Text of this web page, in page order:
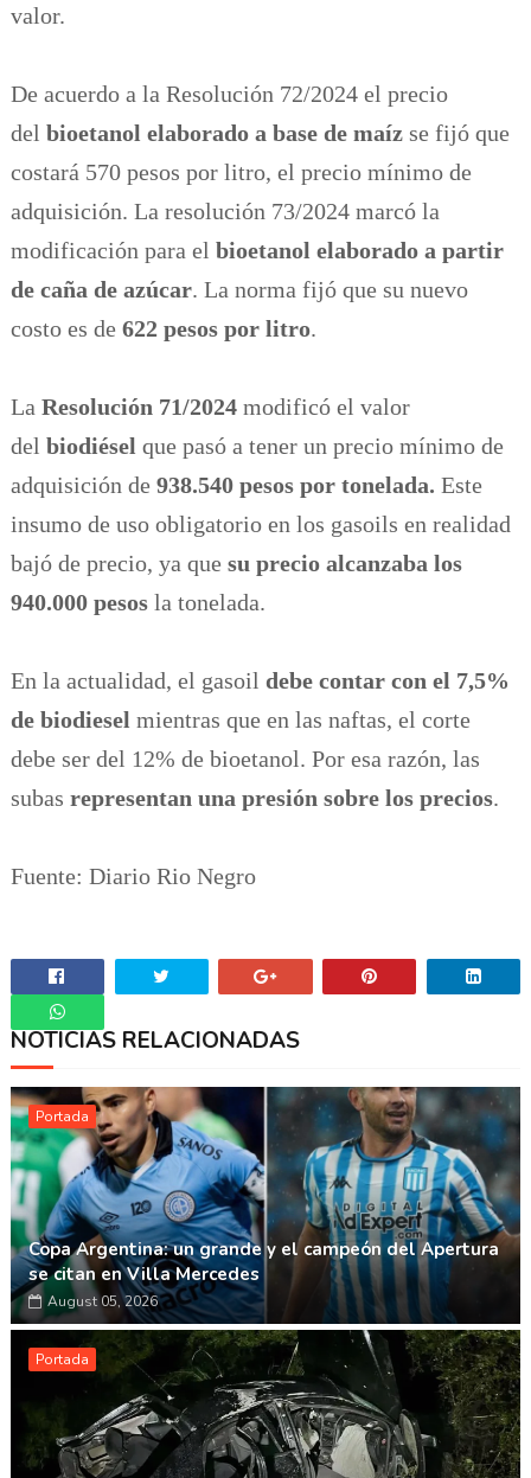
valor.
De acuerdo a la Resolución 72/2024 el precio
del bioetanol elaborado a base de maízse fijó que
costará 570 pesos por litro, el precio mínimo de
adquisición. La resolución 73/2024 marcó la
modificación para el bioetanol elaborado a partir
de caña de azúcar. La norma fijó que su nuevo
costo es de622 pesos por litro.
La Resolución 71/2024modificó el valor
del biodiésel que pasó a tener un precio mínimo de
adquisición de938.540 pesos por tonelada. Este
insumo de uso obligatorio en los gasoils en realidad
bajó de precio, ya quesu precio alcanzaba los
940.000 pesosla tonelada.
En la actualidad, el gasoil debe contar con el 7,5%
de biodiesel mientras que en las naftas, el corte
debe ser del 12% de bioetanol. Por esa razón, las
subas representan una presión sobre los precios.
Fuente: Diario Rio Negro
Whatsapp
NOTICIAS RELACIONADAS
Portada
Copa Argentina: un grande y el campeón del Apertura
se citan en Villa Mercedes
August 05, 2026
Portada